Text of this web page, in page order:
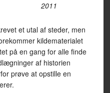
2011
et utal af steder, men
kildematerialet
på en gang for alle finde
af historien
prøve at opstille en